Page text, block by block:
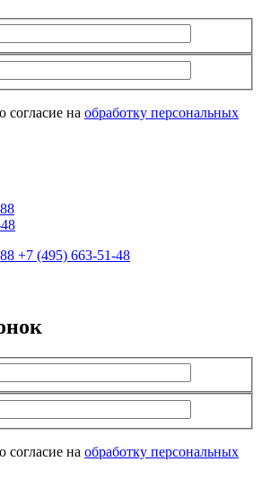
согласие на обработку персональных
+7 (495) 663-51-48
согласие на обработку персональных